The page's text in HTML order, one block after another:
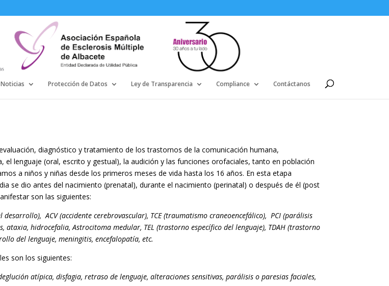
Noticias Protección de Datos Ley de Transparencia Compliance Contáctanos
diagnóstico y tratamiento de los trastornos de la comunicación humana,
lenguaje (oral, escrito y gestual), la audición y las funciones orofaciales, tanto en población
a niños y niñas desde los primeros meses de vida hasta los 16 años. En esta etapa
se dio antes del nacimiento (prenatal), durante el nacimiento (perinatal) o después de él (post
son las siguientes:
ACV (accidente cerebrovascular), TCE (traumatismo craneoencefálico), PCI (parálisis
ataxia, hidrocefalia, Astrocitoma medular, TEL (trastorno específico del lenguaje), TDAH (trastorno
del lenguaje, meningitis, encefalopatía, etc.
son los siguientes:
atípica, disfagia, retraso de lenguaje, alteraciones sensitivas, parálisis o paresias faciales,